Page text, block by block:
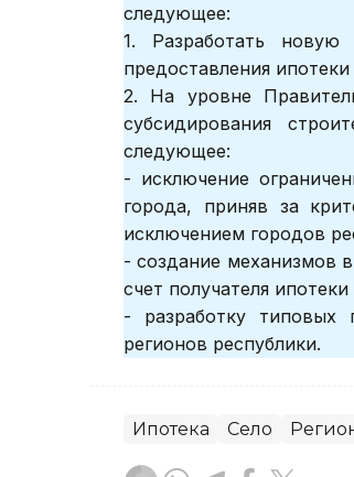
следующее:
1. Разработать
предоставления
2. На уровне
субсидирования
следующее:
- исключение
города, приняв за
исключением городов
- создание механизмов
счет получателя
- разработку типовых
регионов республики.
Ипотека Село